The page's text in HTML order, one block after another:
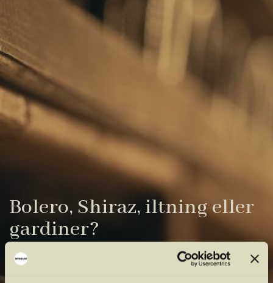
Bolero, Shiraz, iltning eller
gardiner?
Vinens verden er fuld af komplicerede